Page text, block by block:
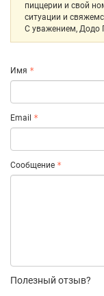
пиццерии и свой
ситуации и
С уважением, Додо
Имя
Email
Сообщение
Полезный отзыв?